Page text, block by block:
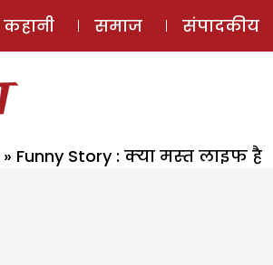
कहानी समाज संपादकीय
» Funny Story : क्‍या मस्‍त लाइफ है